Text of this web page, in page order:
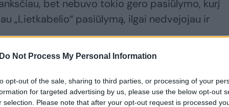
Do Not Process My Personal Information
opt-out of the sale, sharing to third parties, or processing of your
for targeted advertising by us, please use the below opt-out
selection. Please note that after your opt-out request is processed
bet nebuvo tokio gero pasiūlymo, kurį
„Lietkabelio“ pasiūlymą, ilgai nedvejojau ir
m. sezone. Jaučiate, kad grįžtate į
kaip visiškai kitą organizaciją?